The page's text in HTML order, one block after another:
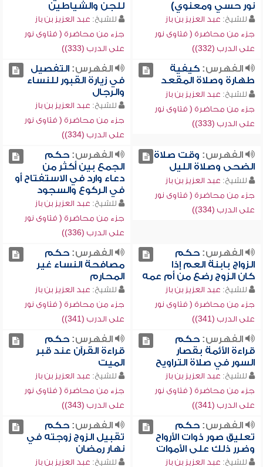
نور حسي ومعنوي)
للشيخ: عبد العزيز بن باز
جزء من محاضرة ( فتاوى نور
على الدرب (332))
للجن والشياطين
للشيخ: عبد العزيز بن باز
جزء من محاضرة ( فتاوى نور
على الدرب (333))
الفهرس:كيفية
طهارة وصلاة المقعد
للشيخ: عبد العزيز بن باز
جزء من محاضرة ( فتاوى نور
على الدرب (333))
الفهرس:التفصيل
في زيارة القبور للنساء
والرجال
للشيخ: عبد العزيز بن باز
جزء من محاضرة ( فتاوى نور
على الدرب (334))
الفهرس: وقت صلاة
الضحى وصلاة الليل
للشيخ: عبد العزيز بن باز
جزء من محاضرة ( فتاوى نور
على الدرب (334))
الفهرس:حكم
الجمع بين أكثر من
دعاء وارد في الاستفتاح أو
في الركوع والسجود
للشيخ: عبد العزيز بن باز
جزء من محاضرة ( فتاوى نور
على الدرب (336))
الفهرس:حكم
الزواج بابنة العم إذا
كان الزوج رضع من أم عمه
للشيخ: عبد العزيز بن باز
جزء من محاضرة ( فتاوى نور
على الدرب (341))
الفهرس:حكم
مصافحة النساء غير
المحارم
للشيخ: عبد العزيز بن باز
جزء من محاضرة ( فتاوى نور
على الدرب (341))
الفهرس:حكم
قراءة الأئمة بقصار
السور في صلاة التراويح
للشيخ: عبد العزيز بن باز
جزء من محاضرة ( فتاوى نور
على الدرب (341))
الفهرس:حكم
قراءة القرآن عند قبر
الميت
للشيخ: عبد العزيز بن باز
جزء من محاضرة ( فتاوى نور
على الدرب (343))
الفهرس:حكم
تعليق صور ذوات الأرواح
وضرر ذلك على الأموات
للشيخ: عبد العزيز بن باز
الفهرس:حكم
تقبيل الزوج زوجته في
نهار رمضان
للشيخ: عبد العزيز بن باز